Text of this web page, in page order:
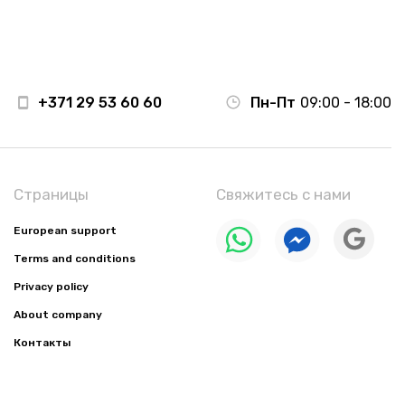
+371 29 53 60 60 Пн-Пт 09:00 - 18:00
Страницы
European support
Terms and conditions
Privacy policy
About company
Контакты
Свяжитесь с нами